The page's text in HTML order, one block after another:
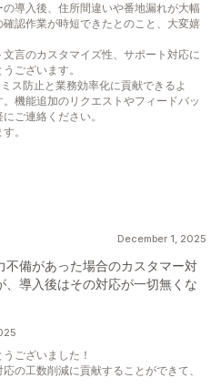
導入後、住所間違いや番地漏れが大幅
認作業が時短できたとのこと、大変嬉
言のカスタマイズ性、サポート対応に
ございます。
ス防止と業務効率化に貢献できるよ
機能追加のリクエストやフィードバッ
ご連絡ください。
。
December 1, 2025
備があった場合のカスタマー対
導入後はその対応が一切無くな
ございました！
の工数削減に貢献することができて、